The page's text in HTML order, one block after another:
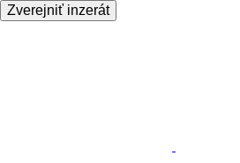
Zverejniť inzerát